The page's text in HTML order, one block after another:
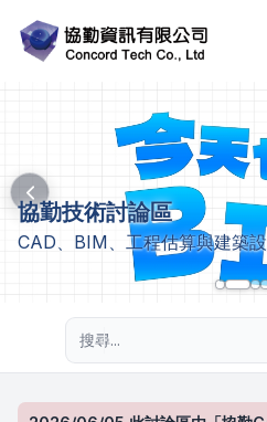
協勤技術討論區
CAD、BIM、工程估算與建築